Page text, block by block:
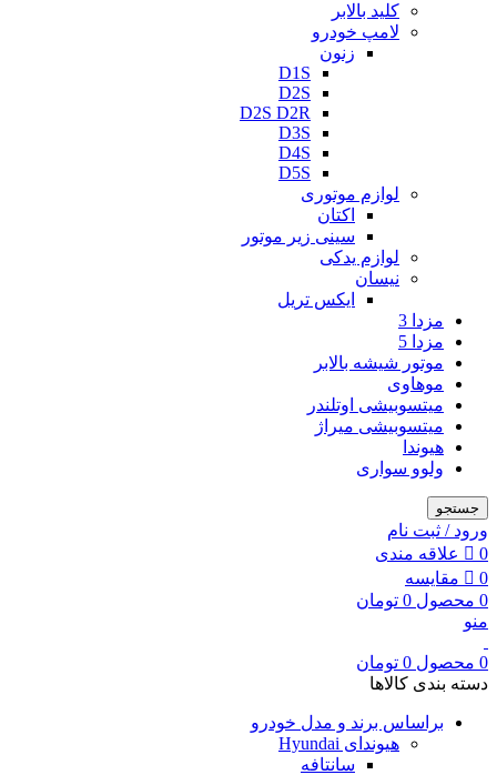
کلید بالابر
لامپ خودرو
زنون
D1S
D2S
D2S D2R
D3S
D4S
D5S
لوازم موتوری
اکتان
سینی زیر موتور
لوازم یدکی
نیسان
ایکس تریل
مزدا 3
مزدا 5
موتور شیشه بالابر
موهاوی
میتسوبیشی اوتلندر
میتسوبیشی میراژ
هیوندا
ولوو سواری
جستجو
ورود / ثبت نام
0
علاقه مندی
0
مقایسه
0 محصول 0 تومان
منو
0 محصول 0 تومان
دسته بندی کالاها
براساس برند و مدل خودرو
هیوندای Hyundai
سانتافه